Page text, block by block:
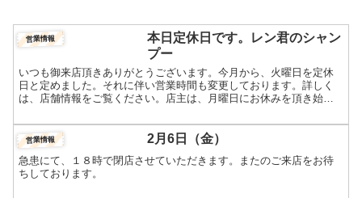
営業情報
本日定休日です。レン君のシャン
プー
いつも御来店頂きありがとうございます。今月から、火曜日を定休
日と定めました。それに伴い営業時間も変更しております。詳しく
は、店舗情報をご覧ください。店主は、月曜日にお休みを頂き始め
ま...
営業情報 2月6日（金）
急患にて、１８時で閉店させていただきます。またのご来店をお待
ちしております。